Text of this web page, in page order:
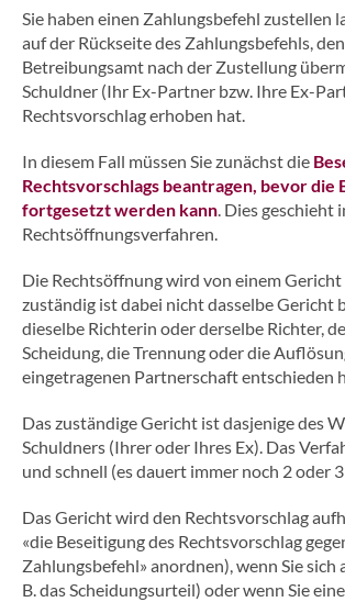
Sie haben einen Zahlungsbefehl zustellen
auf der Rückseite des Zahlungsbefehls,
Betreibungsamt nach der Zustellung
Schuldner (Ihr Ex-Partner bzw. Ihre Ex-
Rechtsvorschlag erhoben hat.
In diesem Fall müssen Sie zunächst die
Rechtsvorschlags beantragen, bevor die
fortgesetzt werden kann. Dies geschieht
Rechtsöffnungsverfahren.
Die Rechtsöffnung wird von einem
zuständig ist dabei nicht dasselbe Gericht
dieselbe Richterin oder derselbe Richter,
Scheidung, die Trennung oder die
eingetragenen Partnerschaft entschieden
Das zuständige Gericht ist dasjenige des
Schuldners (Ihrer oder Ihres Ex). Das
und schnell (es dauert immer noch 2 oder
Das Gericht wird den Rechtsvorschlag
«die Beseitigung des Rechtsvorschlag
Zahlungsbefehl» anordnen), wenn Sie sich
B. das Scheidungsurteil) oder wenn Sie